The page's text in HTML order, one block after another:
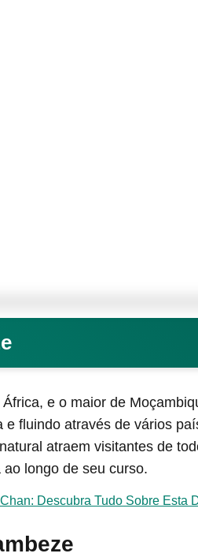
e o maior de
fluindo através de vários
atraem visitantes de
longo de seu curso.
Descubra Tudo Sobre Esta